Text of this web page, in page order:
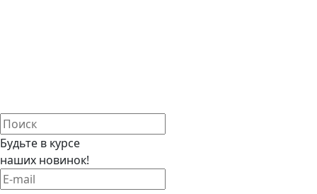
Будьте в курсе
наших новинок!